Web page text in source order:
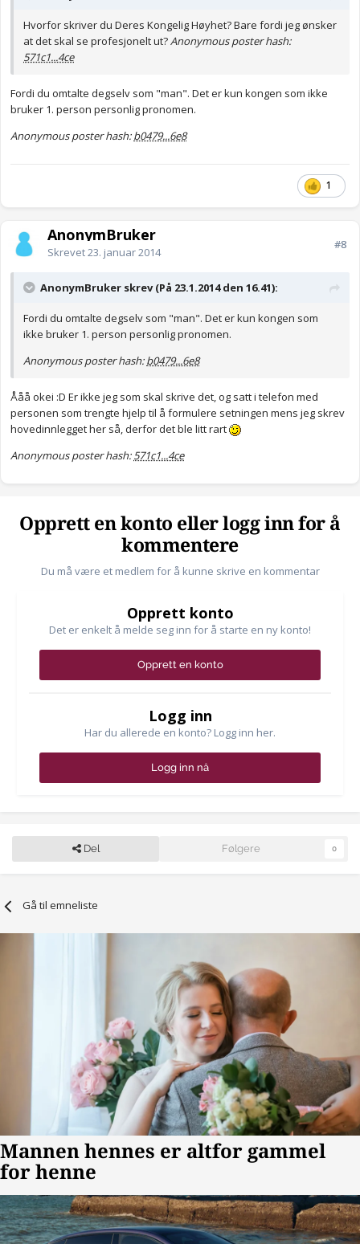
Hvorfor skriver du Deres Kongelig Høyhet? Bare fordi jeg ønsker
at det skal se profesjonelt ut?Anonymous poster hash:
571c1...4ce
Fordi du omtalte degselv som "man". Det er kun kongen som ikke
bruker 1. person personlig pronomen.
Anonymous poster hash:b0479...6e8
1
AnonymBruker
Skrevet23. januar 2014
#8
AnonymBruker skrev (På 23.1.2014 den 16.41):
Fordi du omtalte degselv som "man". Det er kun kongen som
ikke bruker 1. person personlig pronomen.
Anonymous poster hash:b0479...6e8
Ååå okei :D Er ikke jeg som skal skrive det, og satt i telefon med
personen som trengte hjelp til å formulere setningen mens jeg skrev
hovedinnlegget her så, derfor det ble litt rart
Anonymous poster hash:571c1...4ce
Opprett en konto eller logg inn for å
kommentere
Du må være et medlem for å kunne skrive en kommentar
Opprett konto
Det er enkelt å melde seg inn for å starte en ny konto!
Opprett en konto
Logg inn
Har du allerede en konto? Logg inn her.
Logg inn nå
Del Følgere 0
Gå til emneliste